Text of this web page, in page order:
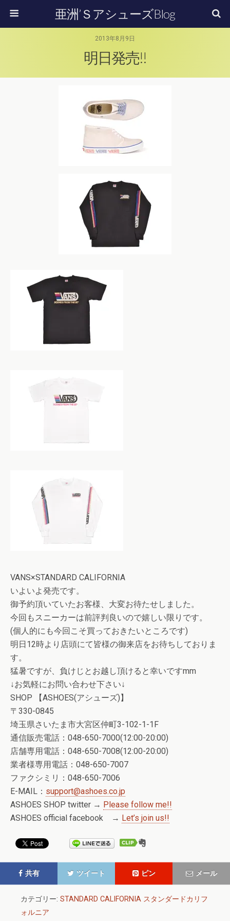
亜洲’ＳアシューズBlog
2013年8月9日
明日発売!!
VANS×STANDARD CALIFORNIA
いよいよ発売です。
御予約頂いていたお客様、大変お待たせしました。
今回もスニーカーは前評判良いので嬉しい限りです。
(個人的にも今回こそ買っておきたいところです)
明日12時より店頭にて皆様の御来店をお待ちしておりま
す。
猛暑ですが、負けじとお越し頂けると幸いですmm
↓お気軽にお問い合わせ下さい↓
SHOP 【ASHOES(アシューズ)】
〒330-0845
埼玉県さいたま市大宮区仲町3-102-1-1F
通信販売電話：048-650-7000(12:00-20:00)
店舗専用電話：048-650-7008(12:00-20:00)
業者様専用電話：048-650-7007
ファクシミリ：048-650-7006
E-MAIL： support@ashoes.co.jp
ASHOES SHOP twitter → Please follow me!!
ASHOES official facebook → Let’s join us!!
共有 ツイート ピン メール
カテゴリー: STANDARD CALIFORNIA スタンダードカリフ
ォルニア